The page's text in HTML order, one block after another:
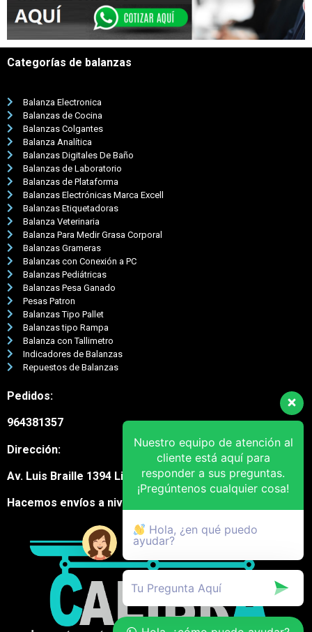
Categorías de balanzas
Balanza Electronica
Balanzas de Cocina
Balanzas Colgantes
Balanza Analítica
Balanzas Digitales De Baño
Balanzas de Laboratorio
Balanzas de Plataforma
Balanzas Electrónicas Marca Excell
Balanzas Etiquetadoras
Balanza Veterinaria
Balanza Para Medir Grasa Corporal
Balanzas Grameras
Balanzas con Conexión a PC
Balanzas Pediátricas
Balanzas Pesa Ganado
Pesas Patron
Balanzas Tipo Pallet
Balanzas tipo Rampa
Balanza con Tallimetro
Indicadores de Balanzas
Repuestos de Balanzas
Pedidos:
964381357
Dirección:
Av. Luis Braille 1394 Lima Cercado
Hacemos envíos a nivel nacional
Nuestro equipo de atención al
cliente está aquí para
responder a sus preguntas.
¡Pregúntenos cualquier cosa!
Hola, ¿en qué puedo
ayudar?